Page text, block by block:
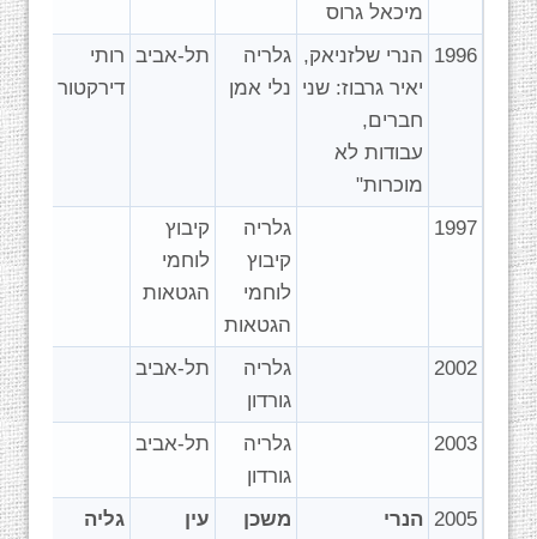
מיכאל גרוס
1996 הנרי שלזניאק,
יאיר גרבוז: שני
חברים,
עבודות לא
מוכרות"
גלריה
נלי אמן
תל-אביב רותי
דירקטור
1997
גלריה
קיבוץ
לוחמי
הגטאות
קיבוץ
לוחמי
הגטאות
2002
גלריה
גורדון
תל-אביב
2003
גלריה
גורדון
תל-אביב
2005 הנרי
משכן
עין
גליה